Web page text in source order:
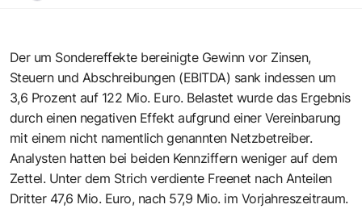
Der um Sondereffekte bereinigte Gewinn vor Zinsen,
Steuern und Abschreibungen (EBITDA) sank indessen um
3,6 Prozent auf 122 Mio. Euro. Belastet wurde das Ergebnis
durch einen negativen Effekt aufgrund einer Vereinbarung
mit einem nicht namentlich genannten Netzbetreiber.
Analysten hatten bei beiden Kennziffern weniger auf dem
Zettel. Unter dem Strich verdiente Freenet nach Anteilen
Dritter 47,6 Mio. Euro, nach 57,9 Mio. im Vorjahreszeitraum.